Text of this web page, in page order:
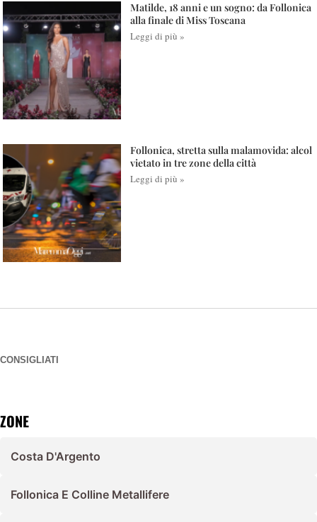
Matilde, 18 anni e un sogno: da Follonica
alla finale di Miss Toscana
Leggi di più »
Follonica, stretta sulla malamovida: alcol
vietato in tre zone della città
Leggi di più »
CONSIGLIATI
ZONE
Costa D'Argento
Follonica E Colline Metallifere